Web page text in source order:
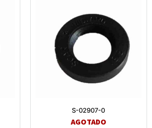
S-02907-0
AGOTADO